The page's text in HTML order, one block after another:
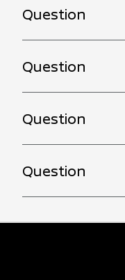
Question
Answer
Question
Answer
Question
Answer
Question
Answer